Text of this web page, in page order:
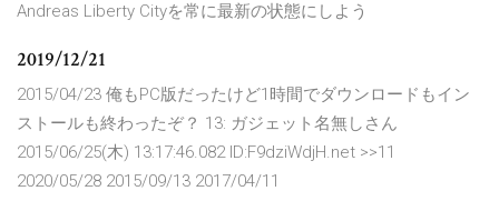
Andreas Liberty Cityを常に最新の状態にしよう
2019/12/21
2015/04/23 俺もPC版だったけど1時間でダウンロードもイン
ストールも終わったぞ？ 13: ガジェット名無しさん
2015/06/25(木) 13:17:46.082 ID:F9dziWdjH.net >>11
2020/05/28 2015/09/13 2017/04/11